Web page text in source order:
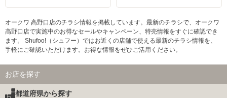
オークワ 高野口店のチラシ情報を掲載しています。最新のチラシで、オークワ
高野口店で実施中のお得なセールやキャンペーン、特売情報をすぐに確認でき
ます。 Shufoo!（シュフー）ではお近くの店舗で使える最新のチラシ情報を、
手軽にご確認いただけます。お得な情報をぜひご活用ください。
お店を探す
都道府県から探す